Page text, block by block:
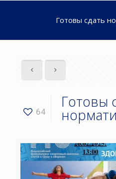
Готовы сдать
64
Готовы